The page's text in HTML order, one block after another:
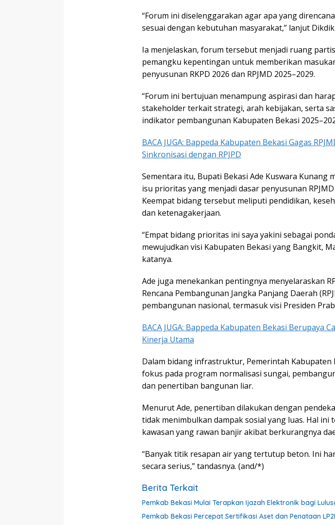
“Forum ini diselenggarakan agar apa yang
sesuai dengan kebutuhan masyarakat,” lanjut Dikdik.
Ia menjelaskan, forum tersebut menjadi ruang
pemangku kepentingan untuk memberikan
penyusunan RKPD 2026 dan RPJMD 2025–2029.
“Forum ini bertujuan menampung aspirasi dan
stakeholder terkait strategi, arah kebijakan, serta
indikator pembangunan Kabupaten Bekasi
BACA JUGA: Bappeda Kabupaten Bekasi Gagas
Sinkronisasi dengan RPJPD
Sementara itu, Bupati Bekasi Ade Kuswara Kunang
isu prioritas yang menjadi dasar penyusunan RPJMD
Keempat bidang tersebut meliputi pendidikan,
dan ketenagakerjaan.
“Empat bidang prioritas ini saya yakini sebagai
mewujudkan visi Kabupaten Bekasi yang Bangkit,
katanya.
Ade juga menekankan pentingnya menyelaraskan
Rencana Pembangunan Jangka Panjang Daerah
pembangunan nasional, termasuk visi Presiden
BACA JUGA: Bappeda Kabupaten Bekasi Berupaya
Kinerja Utama
Dalam bidang infrastruktur, Pemerintah Kabupaten
fokus pada program normalisasi sungai,
dan penertiban bangunan liar.
Menurut Ade, penertiban dilakukan dengan
tidak menimbulkan dampak sosial yang luas. Hal ini
kawasan yang rawan banjir akibat berkurangnya
“Banyak titik resapan air yang tertutup beton. Ini
secara serius,” tandasnya. (and/*)
Berita Terkait
Pemkab Bekasi Mulai Terapkan Ijazah Elektronik bagi
Pemkab Bekasi Percepat Sertifikasi Aset dan Penataan